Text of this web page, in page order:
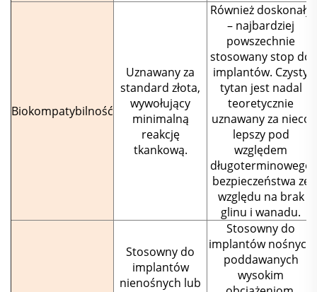
Biokompatybilność
Uznawany za
standard złota,
wywołujący
minimalną
reakcję
tkankową.
Również doskonały
– najbardziej
powszechnie
stosowany stop do
implantów. Czysty
tytan jest nadal
teoretycznie
uznawany za nieco
lepszy pod
względem
długoterminowego
bezpieczeństwa ze
względu na brak
glinu i wanadu.
Stosowny do
implantów
nienośnych lub
Stosowny do
implantów nośnych
poddawanych
wysokim